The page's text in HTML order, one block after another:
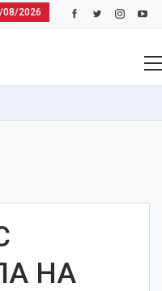
08/2026
НА